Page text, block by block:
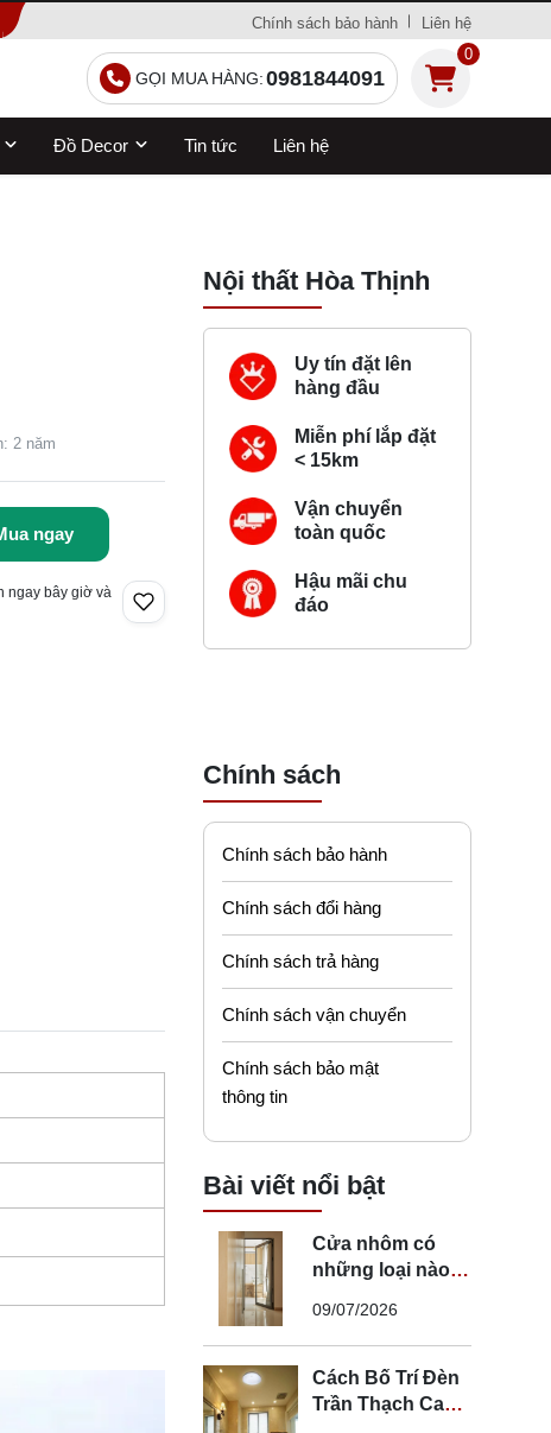
Chính sách bảo hành Liên hệ
GỌI MUA HÀNG:0981844091
0
Đồ Decor Tin tức Liên hệ
2 năm
ngay
ngay bây giờ và
Nội thất Hòa Thịnh
Uy tín đặt lên
hàng đầu
Miễn phí lắp đặt
< 15km
Vận chuyển
toàn quốc
Hậu mãi chu
đáo
Chính sách
Chính sách bảo hành
Chính sách đổi hàng
Chính sách trả hàng
Chính sách vận chuyển
Chính sách bảo mật
thông tin
Bài viết nổi bật
Cửa nhôm có
những loại nào?
nhôm phù hợp
09/07/2026
Cách Bố Trí Đèn
Trần Thạch Cao